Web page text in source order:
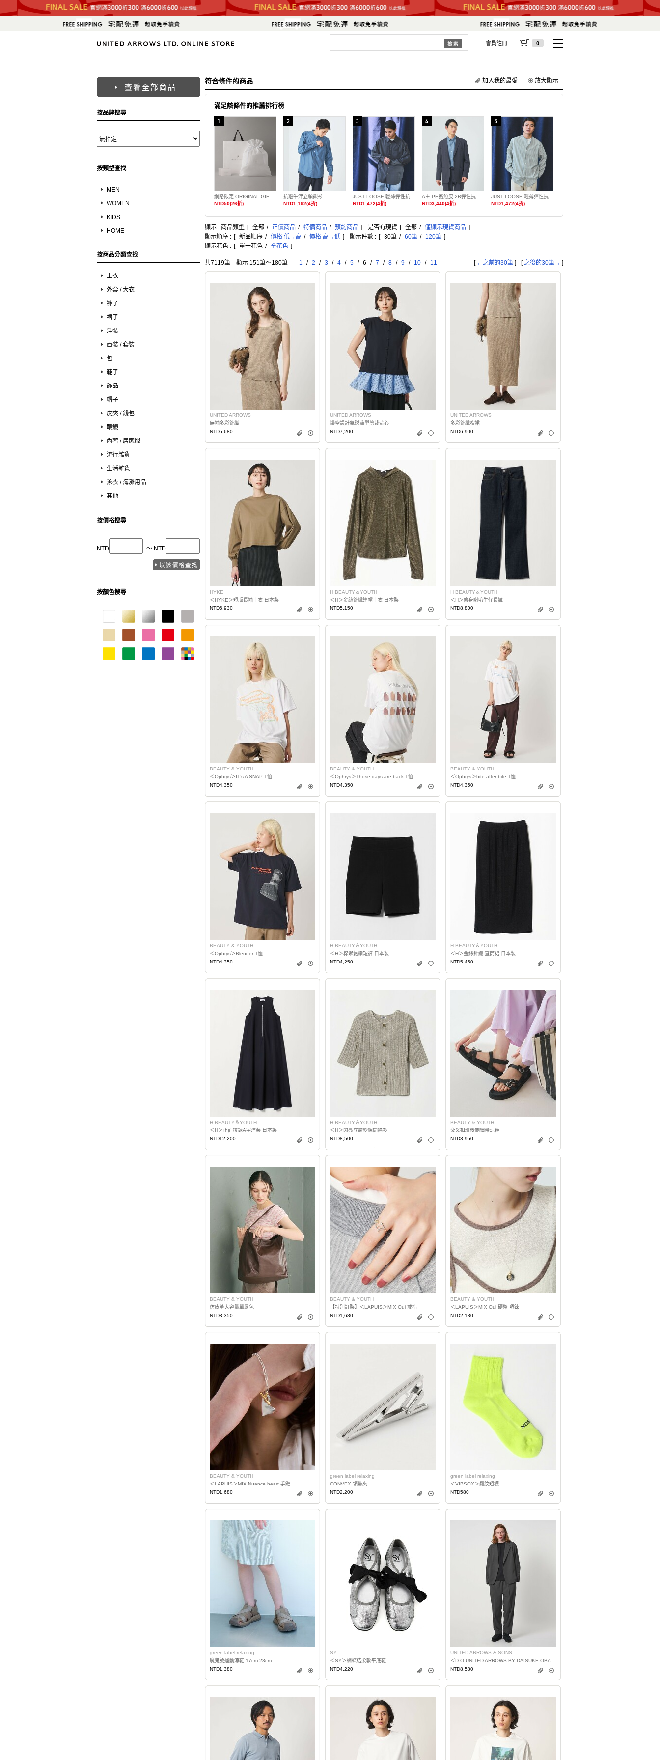
會員註冊 0
按品牌搜尋
按類型查找
MEN
WOMEN
KIDS
HOME
按商品分類查找
上衣
外套 / 大衣
褲子
裙子
洋裝
西裝 / 套裝
包
鞋子
飾品
帽子
皮夾 / 錢包
眼鏡
內著 / 居家服
流行雜貨
生活雜貨
泳衣 / 海灘用品
其他
按價格搜尋
NTD 〜 NTD
按顏色搜尋
符合條件的商品 放大顯示
加入我的最愛
滿足該條件的推薦排行榜
NTD50(26折)
抗皺牛津立領襯衫
NTD1,192(4折)
NTD1,472(4折)
NTD3,440(4折)
NTD1,472(4折)
顯示 : 商品類型 [ 全部 / 正價商品 / 特價商品 / 預約商品 ] 是否有現貨 [ 全部 / 僅顯示現貨商品 ]
顯示順序 : [ 新品順序 / 價格 低→高 / 價格 高→低 ] 顯示件數 : [ 30筆 / 60筆 / 120筆 ]
顯示花色 : [ 單一花色 / 全花色 ]
共7119筆 顯示 151筆〜180筆 1 / 2 / 3 / 4 / 5 / 6 / 7 / 8 / 9 / 10 / 11 [ ←之前的30筆 ] [ 之後的30筆→ ]
UNITED ARROWS
無袖多彩針織
NTD5,680
UNITED ARROWS
鏤空設計氣球繭型剪裁背心
NTD7,200
UNITED ARROWS
多彩針織窄裙
NTD6,900
HYKE
＜HYKE＞短版長袖上衣 日本製
NTD6,930
H BEAUTY＆YOUTH
＜H＞金絲針織連帽上衣 日本製
NTD5,150
H BEAUTY＆YOUTH
＜H＞修身喇叭牛仔長褲
NTD8,800
BEAUTY & YOUTH
＜Ophrys＞IT’s A SNAP T恤
NTD4,350
BEAUTY & YOUTH
＜Ophrys＞Those days are back T恤
NTD4,350
BEAUTY & YOUTH
＜Ophrys＞bite after bite T恤
NTD4,350
BEAUTY & YOUTH
＜Ophrys＞Blender T恤
NTD4,350
H BEAUTY＆YOUTH
＜H＞棉聚氨酯短褲 日本製
NTD4,250
H BEAUTY＆YOUTH
＜H＞金絲針織 直筒裙 日本製
NTD5,450
H BEAUTY＆YOUTH
＜H＞正面拉鍊A字洋裝 日本製
NTD12,200
H BEAUTY＆YOUTH
＜H＞閃亮立體紗線開襟衫
NTD8,500
BEAUTY & YOUTH
交叉扣環後側細帶涼鞋
NTD3,950
BEAUTY & YOUTH
仿皮革大容量單肩包
NTD3,350
BEAUTY & YOUTH
【特別訂製】＜LAPUIS＞MIX Oui 戒指
NTD1,680
BEAUTY & YOUTH
＜LAPUIS＞MIX Oui 硬幣 項鍊
NTD2,180
BEAUTY & YOUTH
＜LAPUIS＞MIX Nuance heart 手鏈
NTD1,680
green label relaxing
CONVEX 領帶夾
NTD2,200
green label relaxing
＜VIBSOX＞羅紋短襪
NTD580
green label relaxing
魔鬼氈運動涼鞋 17cm-23cm
NTD1,380
SY
＜SY＞蝴蝶結柔軟平底鞋
NTD4,220
UNITED ARROWS & SONS
NTD8,580